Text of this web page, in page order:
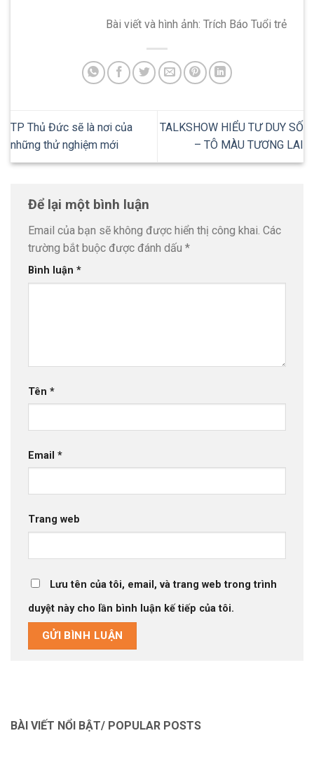
Bài viết và hình ảnh: Trích Báo Tuổi trẻ
TP Thủ Đức sẽ là nơi của
những thử nghiệm mới
TALKSHOW HIỂU TƯ DUY SỐ
– TÔ MÀU TƯƠNG LAI
Để lại một bình luận
Email của bạn sẽ không được hiển thị công khai. Các
trường bắt buộc được đánh dấu *
Bình luận *
Tên *
Email *
Trang web
Lưu tên của tôi, email, và trang web trong trình
duyệt này cho lần bình luận kế tiếp của tôi.
BÀI VIẾT NỔI BẬT/ POPULAR POSTS